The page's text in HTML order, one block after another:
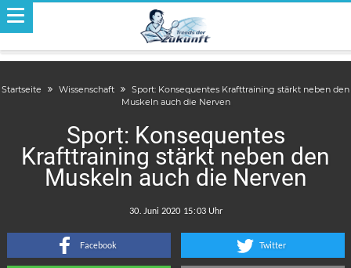
Startseite Wissenschaft
Sport: Konsequentes Krafttraining stärkt neben den
Muskeln auch die Nerven
Sport: Konsequentes
Krafttraining stärkt neben den
Muskeln auch die Nerven
:
Facebook Twitter